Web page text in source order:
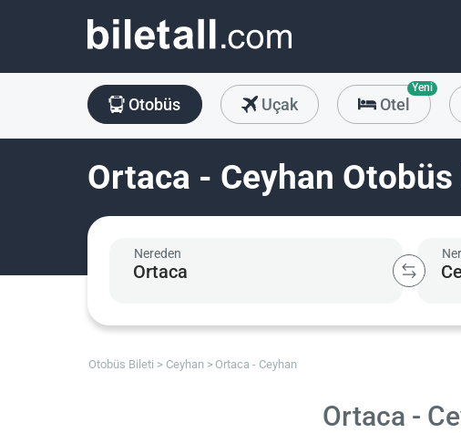
Otobüs Uçak Otel
Yeni
Ortaca - Ceyhan
Nereden
Otobüs Bileti Ceyhan Ortaca - Ceyhan
Ortaca -